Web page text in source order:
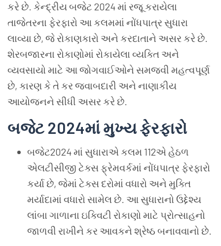
કરે છે. કેન્દ્રીય બજેટ 2024 માં રજૂ કરાયેલા
તાજેતરના ફેરફારો આ કલમમાં નોંધપાત્ર સુધારા
લાવ્યા છે, જે રોકાણકારો અને કરદાતાને અસર કરે છે.
શેરબજારના રોકાણોમાં રોકાયેલા વ્યક્તિ અને
વ્યવસાયો માટે આ જોગવાઈઓને સમજવી મહત્વપૂર્ણ
છે, કારણ કે તે કર જવાબદારી અને નાણાકીય
આયોજનને સીધી અસર કરે છે.
બજેટ 2024માંમુખ્યફેરફારો
બજેટ2024 માં સુધારાએ કલમ 112એ હેઠળ
એલટીસીજી ટેક્સ ફ્રેમવર્કમાં નોંધપાત્ર ફેરફારો
કર્યા છે, જેમાં ટેક્સ દરોમાં વધારો અને મુક્તિ
મર્યાદામાં વધારો સામેલ છે. આ સુધારાનો ઉદ્દેશ્ય
લાંબા ગાળાના ઇક્વિટી રોકાણો માટે પ્રોત્સાહનો
જાળવી રાખીને કર આવકને શ્રેષ્ઠ બનાવવાનો છે.